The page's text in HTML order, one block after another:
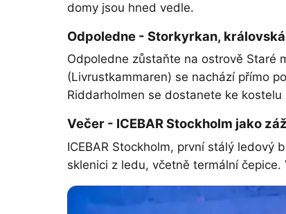
domy jsou hned vedle.
Odpoledne - Storkyrkan,
Odpoledne zůstaňte na ostrově Staré
(Livrustkammaren) se nachází přímo
Riddarholmen se dostanete ke
Večer - ICEBAR Stockholm jako
ICEBAR Stockholm, první stálý ledový
sklenici z ledu, včetně termální